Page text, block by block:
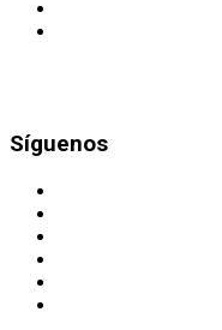
Síguenos